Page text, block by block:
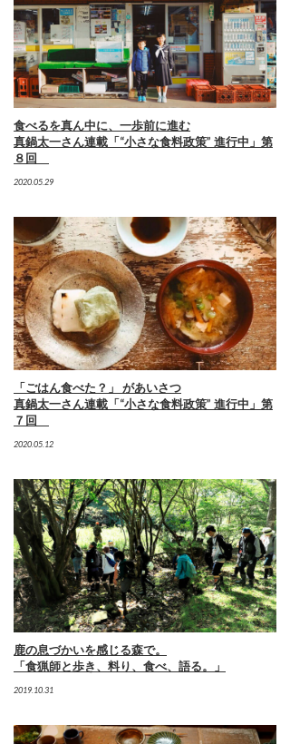
食べるを真ん中に、一歩前に進む
真鍋太一さん連載「“小さな食料政策” 進行中」第
８回
2020.05.29
「ごはん食べた？」 があいさつ
真鍋太一さん連載「“小さな食料政策” 進行中」第
７回
2020.05.12
鹿の息づかいを感じる森で。
「食猟師と歩き、料り、食べ、語る。」
2019.10.31